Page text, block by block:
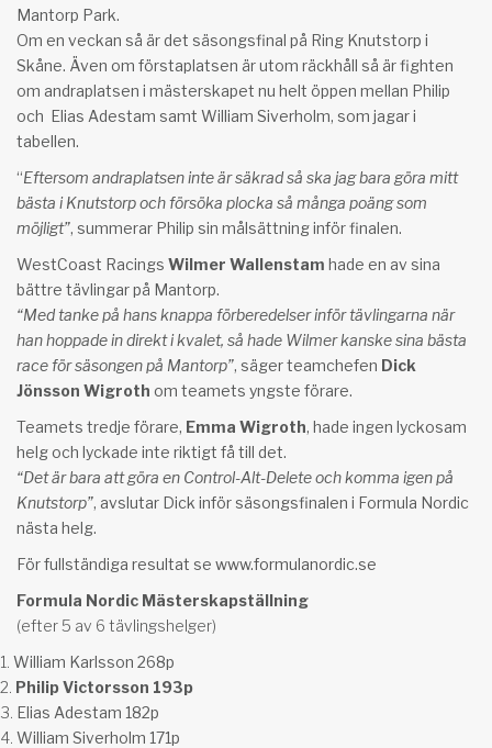
Mantorp Park.
Om en veckan så är det säsongsfinal på Ring Knutstorp i
Skåne. Även om förstaplatsen är utom räckhåll så är fighten
om andraplatsen i mästerskapet nu helt öppen mellan Philip
och Elias Adestam samt William Siverholm, som jagar i
tabellen.
“Eftersom andraplatsen inte är säkrad så ska jag bara göra mitt
bästa i Knutstorp och försöka plocka så många poäng som
möjligt”, summerar Philip sin målsättning inför finalen.
WestCoast Racings Wilmer Wallenstam hade en av sina
bättre tävlingar på Mantorp.
“Med tanke på hans knappa förberedelser inför tävlingarna när
han hoppade in direkt i kvalet, så hade Wilmer kanske sina bästa
race för säsongen på Mantorp”, säger teamchefen Dick
Jönsson Wigroth om teamets yngste förare.
Teamets tredje förare, Emma Wigroth, hade ingen lyckosam
helg och lyckade inte riktigt få till det.
“Det är bara att göra en Control-Alt-Delete och komma igen på
Knutstorp”, avslutar Dick inför säsongsfinalen i Formula Nordic
nästa helg.
För fullständiga resultat se www.formulanordic.se
Formula Nordic Mästerskapställning
(efter 5 av 6 tävlingshelger)
William Karlsson 268p
Philip Victorsson 193p
Elias Adestam 182p
William Siverholm 171p